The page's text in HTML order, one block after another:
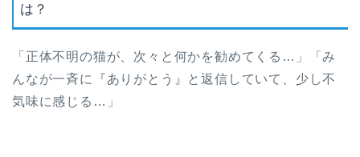
は？
「正体不明の猫が、次々と何かを勧めてくる…」「み
んなが一斉に『ありがとう』と返信していて、少し不
気味に感じる…」